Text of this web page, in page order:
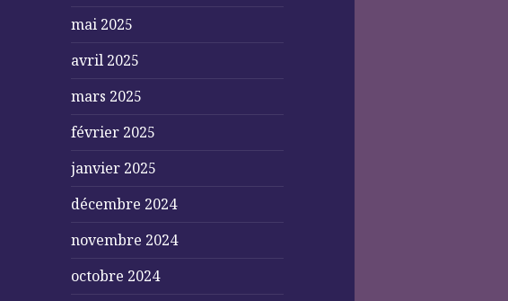
mai 2025
avril 2025
mars 2025
février 2025
janvier 2025
décembre 2024
novembre 2024
octobre 2024